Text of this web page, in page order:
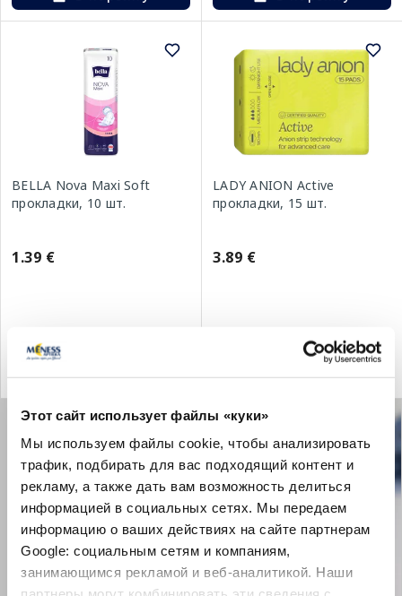
Этот сайт использует файлы «куки»
Мы используем файлы cookie, чтобы анализировать
трафик, подбирать для вас подходящий контент и
рекламу, а также дать вам возможность делиться
информацией в социальных сетях. Мы передаем
информацию о ваших действиях на сайте партнерам
Google: социальным сетям и компаниям,
занимающимся рекламой и веб-аналитикой. Наши
BELLA Nova Maxi Soft
прокладки, 10 шт.
1.39 €
LADY ANION Active
прокладки, 15 шт.
3.89 €